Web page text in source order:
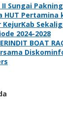
II Sungai
HUT Pertamina
KejurKab
2024-2028
BOAT